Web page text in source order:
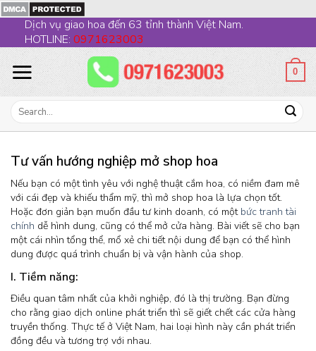
to
content
Dịch vụ giao hoa đến 63 tỉnh thành Việt Nam.
HOTLINE: 0971623003
0
Search
Tư vấn hướng nghiệp mở shop hoa
Nếu bạn có một tình yêu với nghệ thuật cắm hoa, có niềm đam mê
với cái đẹp và khiếu thẩm mỹ, thì mở shop hoa là lựa chọn tốt.
Hoặc đơn giản bạn muốn đầu tư kinh doanh, có mộtbức tranh tài
chính dễ hình dung, cũng có thể mở cửa hàng. Bài viết sẽ cho bạn
một cái nhìn tổng thể, mổ xẻ chi tiết nội dung để bạn có thể hình
dung được quá trình chuẩn bị và vận hành của shop.
I. Tiềm năng:
Điều quan tâm nhất của khởi nghiệp, đó là thị trường. Bạn đừng
cho rằng giao dịch online phát triển thì sẽ giết chết các cửa hàng
truyền thống. Thực tế ở Việt Nam, hai loại hình này cần phát triển
đồng đều và tương trợ với nhau.